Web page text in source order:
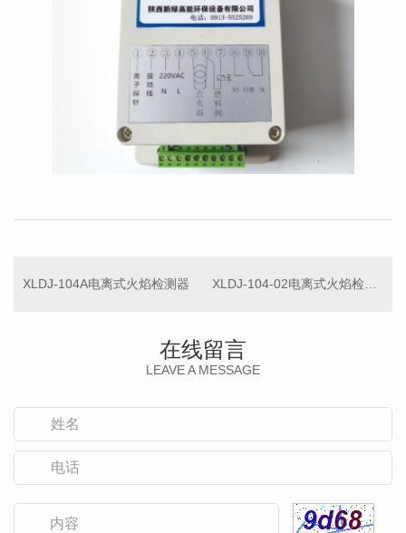
XLDJ-104A电离式火焰检测器
在线留言
LEAVE A MESSAGE